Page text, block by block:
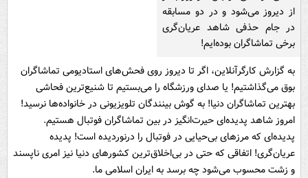
از دیروز می‌شود و در دو مسابقه
در جام حذفی شاهد عریان‌گری
برخی تماشاگران بوده‌ایم!
به گزارش کارگرآنلاین، اگر تا دیروز روی فحش‌های استادیومی تماشاگران
بوق می‌گذاشتیم! یا صدای ورزشگاه را می‌بستیم تا شنیع‌ترین فحاشی‌
بهترین تماشاگران دنیا! به گوش بینندگان تلویزیونی در خانواده‌ها نرسید!
امروز شاهد پدیده‌ای حیرت‌انگیز در بین تماشاگران فوتبال هستیم.
پدیده‌ای که مرز‌های بی‌حیایی در فوتبال را درنوردیده است! پدیده
عریان‌گری! اتفاقی که حتی در بی‌اخلاق‌ترین کشورهای دنیا نیز امری ناپسند
و زشت محسوب می‌شود چه برسد به ایران اسلامی ما.